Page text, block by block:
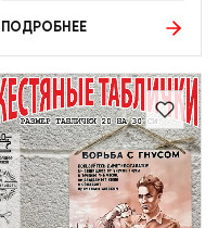
ПОДРОБНЕЕ